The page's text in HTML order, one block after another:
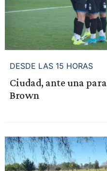
DESDE LAS 15 HORAS
Ciudad, ante una
Brown